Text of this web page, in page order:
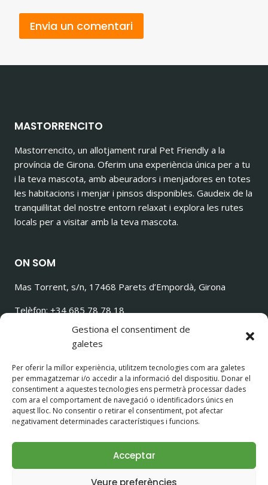
Gestiona el consentiment de
galetes
Per oferir la millor experiència, utilitzem tecnologies com ara galetes
per emmagatzemar i/o accedir a la informació del dispositiu. Donar el
consentiment a aquestes tecnologies ens permetrà processar dades
com ara el comportament de navegació o identificadors únics en
aquest lloc. No consentir o retirar el consentiment, pot afectar
negativament determinades característiques i funcions.
Acceptar
Veure preferències
MASTORRENCITO
Mastorrencito, un allotjament rural Pet Friendly a la
província de Girona. Oferim una experiència única per a tu
i la teva mascota, amb abeuradors i menjadores en totes
les habitacions i menjar i pinsos disponibles. Gaudeix de la
tranquil·litat del nostre entorn relaxat i explora les rutes
locals per a visitar amb la teva mascota.
ON SOM
Mas Torrent, s/n, 17468 Parets d’Empordà, Girona
Telèfon: +34 685 78 78 18
ilovetorrencito@gmail.com
SEGUEIX-NOS!
© 2026 Casa Rural con Perros Girona - Mastorrencito